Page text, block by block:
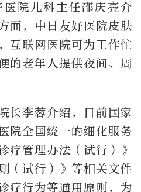
院儿科主任邵庆亮介
面，中日友好医院皮肤
互联网医院可为工作忙
的老年人提供夜间、周
长李蓉介绍，目前国家
院全国统一的细化服务
疗管理办法（试行）》
（试行）》等相关文件
疗行为等通用原则，为